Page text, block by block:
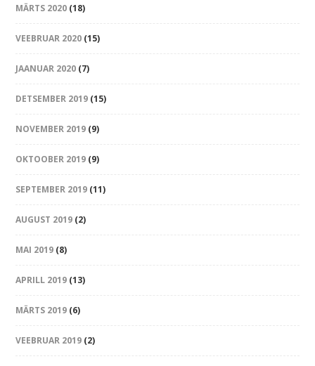
MÄRTS 2020 (18)
VEEBRUAR 2020 (15)
JAANUAR 2020 (7)
DETSEMBER 2019 (15)
NOVEMBER 2019 (9)
OKTOOBER 2019 (9)
SEPTEMBER 2019 (11)
AUGUST 2019 (2)
MAI 2019 (8)
APRILL 2019 (13)
MÄRTS 2019 (6)
VEEBRUAR 2019 (2)